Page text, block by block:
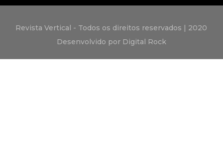
Revista Vertical - Todos os direitos reservados | 2020
Desenvolvido por Digital Rock